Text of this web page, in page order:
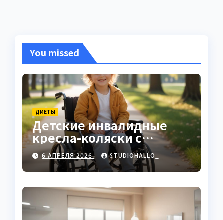
You missed
ДИЕТЫ
Детские инвалидные
кресла-коляски с
ручным приводом
6 АПРЕЛЯ 2026 STUDIOHALLO_